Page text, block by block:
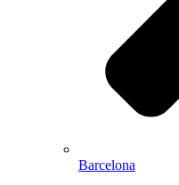
Barcelona